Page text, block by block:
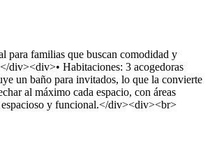
para familias que buscan comodidad y
div><div>• Habitaciones: 3 acogedoras
un baño para invitados, lo que la convierte
al máximo cada espacio, con áreas
y funcional.</div><div><br>